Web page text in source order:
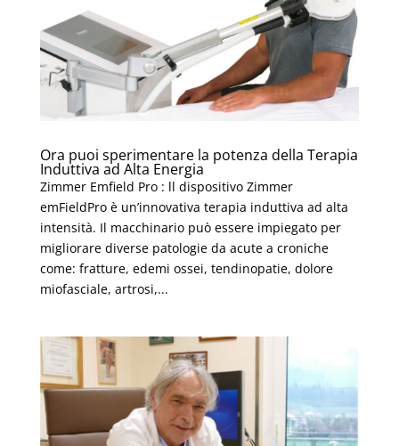
Ora puoi sperimentare la potenza della Terapia
Induttiva ad Alta Energia
Zimmer Emfield Pro : ll dispositivo Zimmer
emFieldPro è un’innovativa terapia induttiva ad alta
intensità. Il macchinario può essere impiegato per
migliorare diverse patologie da acute a croniche
come: fratture, edemi ossei, tendinopatie, dolore
miofasciale, artrosi,...